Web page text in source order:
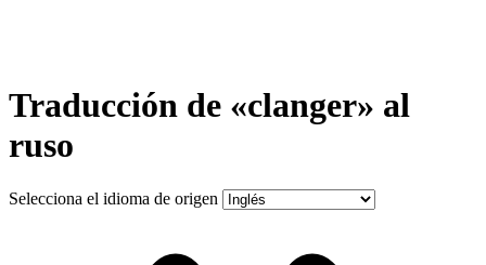
Traducción de «clanger» al
ruso
Selecciona el idioma de origen